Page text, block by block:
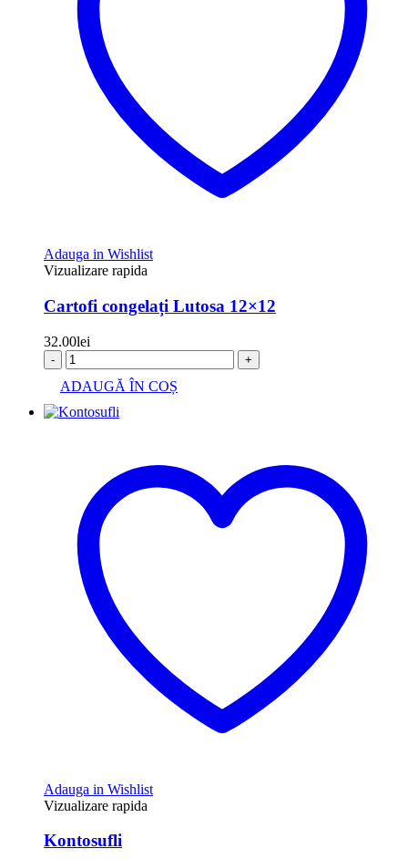
Adauga in Wishlist
Vizualizare rapida
Cartofi congelați Lutosa 12×12
32.00lei
- +
ADAUGĂ ÎN COȘ
Adauga in Wishlist
Vizualizare rapida
Kontosufli